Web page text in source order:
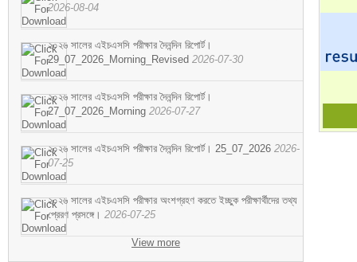
2026-08-04
২০২৬ সালের এইচএসসি পরীক্ষার দৈনন্দিন রিপোর্ট।
29_07_2026_Morning_Revised 2026-07-30
২০২৬ সালের এইচএসসি পরীক্ষার দৈনন্দিন রিপোর্ট।
27_07_2026_Morning 2026-07-27
২০২৬ সালের এইচএসসি পরীক্ষার দৈনন্দিন রিপোর্ট। 25_07_2026 2026-
07-25
২০২৬ সালের এইচএসসি পরীক্ষার অংশগ্রহণ করতে ইচ্ছুক পরীক্ষার্থীদের তথ্য
প্রেরণ প্রসঙ্গে। 2026-07-25
View more